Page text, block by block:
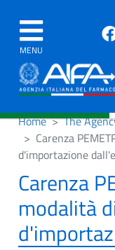
MENU
Home The
Carenza
d'importazione
Carenza
modalità